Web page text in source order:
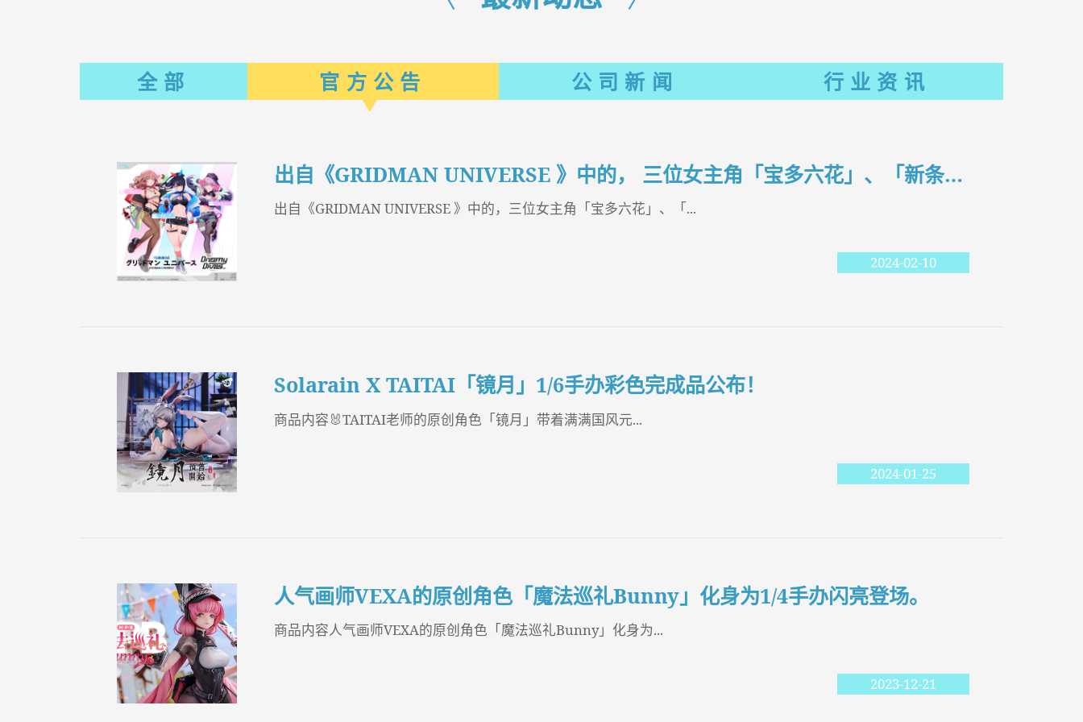
全部 官方公告 公司新闻 行业资讯
出自《GRIDMAN UNIVERSE 》中的， 三位女主角「宝多六花」、「新条茜」、「南梦芽」 以原创绘制企划「Dreamy Divas Ver.」形象手办化制作决定！
出自《GRIDMAN UNIVERSE 》中的，三位女主角「宝多六花」、「...
2024-02-10
Solarain X TAITAI「镜月」1/6手办彩色完成品公布！
商品内容🐰TAITAI老师的原创角色「镜月」带着满满国风元...
2024-01-25
人气画师VEXA的原创角色「魔法巡礼Bunny」化身为1/4手办闪亮登场。
商品内容人气画师VEXA的原创角色「魔法巡礼Bunny」化身为...
2023-12-21